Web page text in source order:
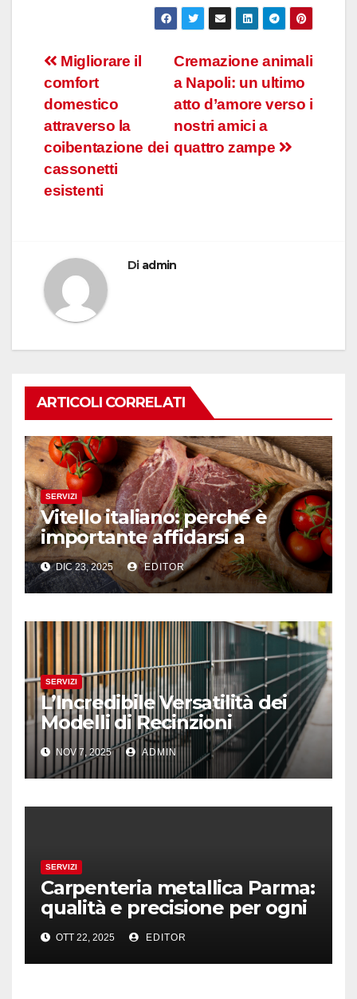
Navigazione
articoli
Cremazione animali
a Napoli: un ultimo
atto d’amore verso i
nostri amici a
quattro zampe
Migliorare il
comfort
domestico
attraverso la
coibentazione dei
cassonetti
esistenti
Di admin
ARTICOLI CORRELATI
SERVIZI
Vitello italiano: perché è
importante affidarsi a
professionisti del settore
DIC 23, 2025 EDITOR
SERVIZI
L’Incredibile Versatilità dei
Modelli di Recinzioni
Modulari: Dal LA01 al LA08
NOV 7, 2025 ADMIN
SERVIZI
Carpenteria metallica Parma:
qualità e precisione per ogni
progetto
OTT 22, 2025 EDITOR